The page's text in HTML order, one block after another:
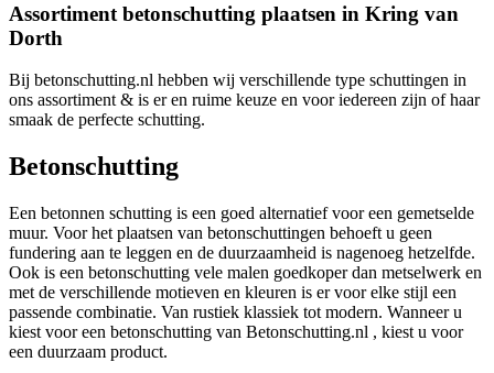
Assortiment betonschutting plaatsen in Kring van
Dorth
Bij betonschutting.nl hebben wij verschillende type schuttingen in
ons assortiment & is er en ruime keuze en voor iedereen zijn of haar
smaak de perfecte schutting.
Betonschutting
Een betonnen schutting is een goed alternatief voor een gemetselde
muur. Voor het plaatsen van betonschuttingen behoeft u geen
fundering aan te leggen en de duurzaamheid is nagenoeg hetzelfde.
Ook is een betonschutting vele malen goedkoper dan metselwerk en
met de verschillende motieven en kleuren is er voor elke stijl een
passende combinatie. Van rustiek klassiek tot modern. Wanneer u
kiest voor een betonschutting van Betonschutting.nl , kiest u voor
een duurzaam product.